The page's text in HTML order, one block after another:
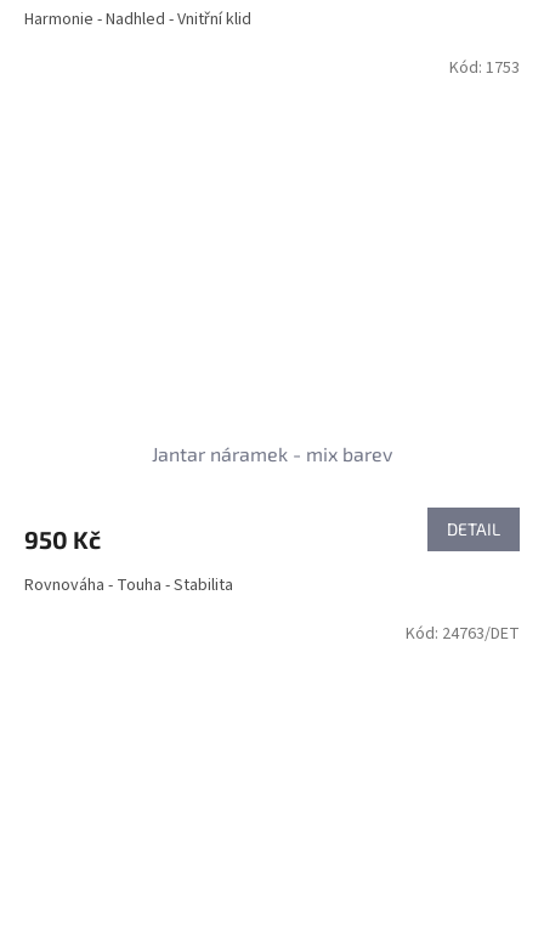
Harmonie - Nadhled - Vnitřní klid
Jantar náramek - mix barev
950 Kč DETAIL
Rovnováha - Touha - Stabilita
Kód: 1753
Kód: 24763/DET